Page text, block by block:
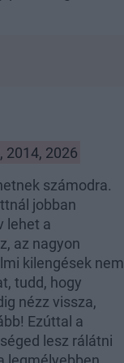
2014, 2026
számodra.
jobban
lehet a
az nagyon
kilengések nem
tudd, hogy
nézz vissza,
Ezúttal a
lesz rálátni